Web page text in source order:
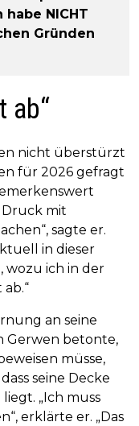
habe NICHT
Gründen
ab“
nicht überstürzt
für 2026 gefragt
mit
sagte er.
in dieser
wozu ich in der
an seine
Gerwen betonte,
müsse,
seine Decke
„Ich muss
erklärte er. „Das